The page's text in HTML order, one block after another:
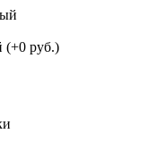
(+0 руб.)